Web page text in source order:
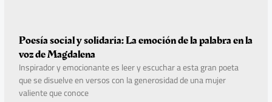
Poesía social y solidaria: La emoción de la palabra en la
voz de Magdalena
Inspirador y emocionante es leer y escuchar a esta gran poeta
que se disuelve en versos con la generosidad de una mujer
valiente que conoce